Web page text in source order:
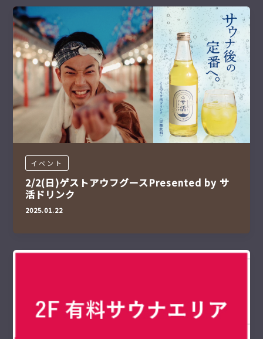
イベント
2/2(日)ゲストアウフグースPresented by サ
活ドリンク
2025.01.22